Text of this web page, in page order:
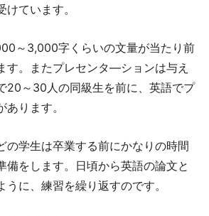
ています。
～3,000字くらいの文量が当たり前
す。またプレセンタ―ションは与え
20～30人の同級生を前に、英語でプ
ります。
の学生は卒業する前にかなりの時間
備をします。日頃から英語の論文と
うに、練習を繰り返すのです。